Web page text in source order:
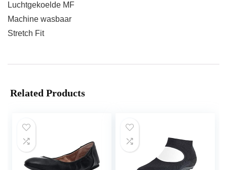
Luchtgekoelde MF
Machine wasbaar
Stretch Fit
Related Products